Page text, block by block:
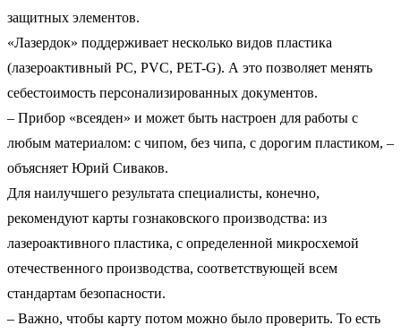
защитных элементов.
«Лазердок» поддерживает несколько видов пластика
(лазероактивный PC, PVC, PET-G). А это позволяет менять
себестоимость персонализированных документов.
– Прибор «всеяден» и может быть настроен для работы с
любым материалом: с чипом, без чипа, с дорогим пластиком, –
объясняет Юрий Сиваков.
Для наилучшего результата специалисты, конечно,
рекомендуют карты гознаковского производства: из
лазероактивного пластика, с определенной микросхемой
отечественного производства, соответствующей всем
стандартам безопасности.
– Важно, чтобы карту потом можно было проверить. То есть